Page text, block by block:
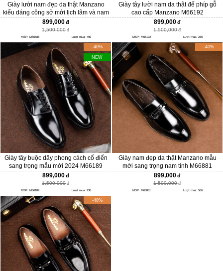
Giày lười nam đẹp da thật Manzano
kiểu dáng công sở mới lịch lãm và nam
tính M66686
899,000
1,500,000
MSP: M66686 Lượt mua: 499
Giày tây lười nam da thật đế phíp gỗ
cao cấp Manzano M66192
899,000
1,500,000
MSP: M66192 Lượt mua: 236
-40%
NEW
Giày tây buộc dây phong cách cổ điển
sang trọng mẫu mới 2024 M66189
899,000
1,500,000
MSP: M66189 Lượt mua: 236
-40%
Giày nam đẹp da thật Manzano mẫu
mới sang trọng nam tính M66881
899,000
1,500,000
MSP: M66881 Lượt mua: 566
-40%